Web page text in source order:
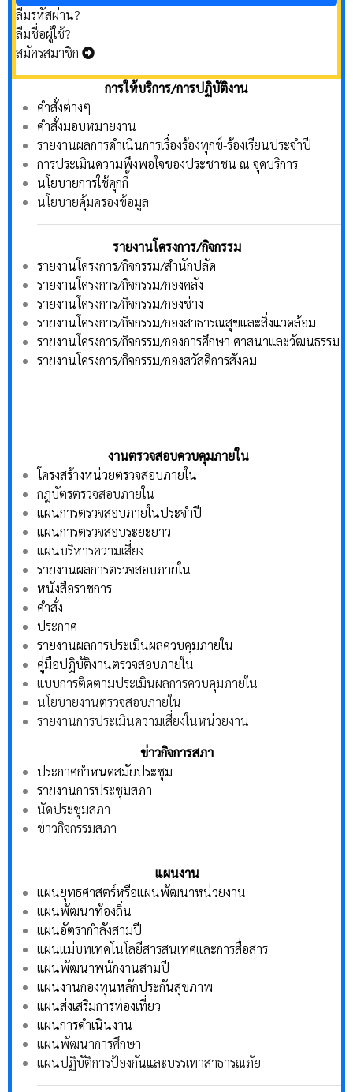
ลืมรหัสผ่าน?
ลืมชื่อผู้ใช้?
สมัครสมาชิก
การให้บริการ/การปฏิบัติงาน
คำสั่งต่างๆ
คำสั่งมอบหมายงาน
รายงานผลการดำเนินการเรื่องร้องทุกข์-ร้องเรียนประจำปี
การประเมินความพึงพอใจของประชาชน ณ จุดบริการ
นโยบายการใช้คุกกี้
นโยบายคุ้มครองข้อมูล
รายงานโครงการ/กิจกรรม
รายงานโครงการ/กิจกรรม/สำนักปลัด
รายงานโครงการ/กิจกรรม/กองคลัง
รายงานโครงการ/กิจกรรม/กองช่าง
รายงานโครงการ/กิจกรรม/กองสาธารณสุขและสิ่งแวดล้อม
รายงานโครงการ/กิจกรรม/กองการศึกษา ศาสนาและวัฒนธรรม
รายงานโครงการ/กิจกรรม/กองสวัสดิการสังคม
งานตรวจสอบควบคุมภายใน
โครงสร้างหน่วยตรวจสอบภายใน
กฎบัตรตรวจสอบภายใน
แผนการตรวจสอบภายในประจำปี
แผนการตรวจสอบระยะยาว
แผนบริหารความเสี่ยง
รายงานผลการตรวจสอบภายใน
หนังสือราชการ
คำสั่ง
ประกาศ
รายงานผลการประเมินผลควบคุมภายใน
คู่มือปฏิบัติงานตรวจสอบภายใน
แบบการติดตามประเมินผลการควบคุมภายใน
นโยบายงานตรวจสอบภายใน
รายงานการประเมินความเสี่ยงในหน่วยงาน
ข่าวกิจการสภา
ประกาศกำหนดสมัยประชุม
รายงานการประชุมสภา
นัดประชุมสภา
ข่าวกิจกรรมสภา
แผนงาน
แผนยุทธศาสตร์หรือแผนพัฒนาหน่วยงาน
แผนพัฒนาท้องถิ่น
แผนอัตรากำลังสามปี
แผนแม่บทเทคโนโลยีสารสนเทศและการสื่อสาร
แผนพัฒนาพนักงานสามปี
แผนงานกองทุนหลักประกันสุขภาพ
แผนส่งเสริมการท่องเที่ยว
แผนการดำเนินงาน
แผนพัฒนาการศึกษา
แผนปฏิบัติการป้องกันและบรรเทาสาธารณภัย